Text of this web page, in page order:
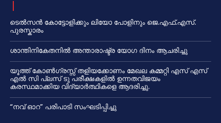
ടെൽസൻ കോട്ടോളിക്കും ലിയോ പോളിനും ജെ.എഫ്.എസ്.
പുരസ്കാരം
ശാന്തിനികേതനിൽ അന്താരാഷ്ട്ര യോഗ ദിനം ആചരിച്ചു
യൂത്ത് കോൺഗ്രസ്സ് തളിയക്കോണം മേഖല കമ്മറ്റി എസ് എസ്
എൽ സി പ്ലസ് ടു പരീക്ഷകളിൽ ഉന്നതവിജയം
കരസ്ഥമാക്കിയ വിദ്യാർത്ഥികളെ ആദരിച്ചു.
“നവ് ഓറ” പരിപാടി സംഘടിപ്പിച്ചു